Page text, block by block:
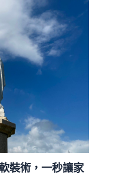
裝術，一秒讓家